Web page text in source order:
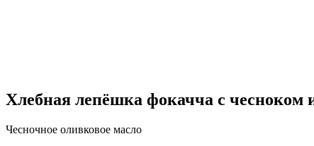
Хлебная лепёшка фокачча с
Чесночное оливковое масло